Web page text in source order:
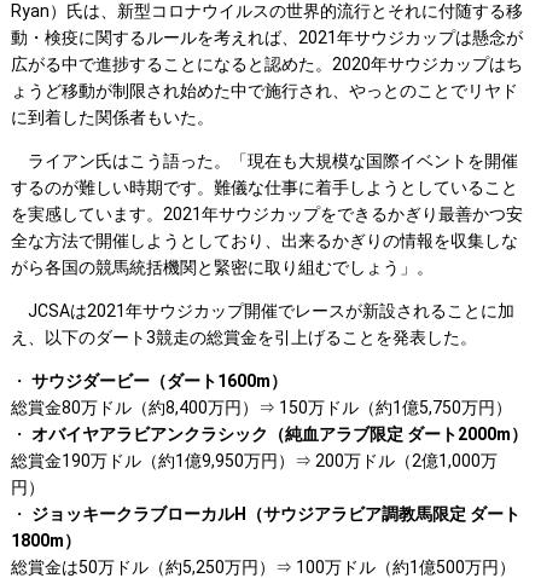
Ryan）氏は、新型コロナウイルスの世界的流行とそれに付随する移
動・検疫に関するルールを考えれば、2021年サウジカップは懸念が
広がる中で進捗することになると認めた。2020年サウジカップはち
ょうど移動が制限され始めた中で施行され、やっとのことでリヤド
に到着した関係者もいた。
ライアン氏はこう語った。「現在も大規模な国際イベントを開催
するのが難しい時期です。難儀な仕事に着手しようとしていること
を実感しています。2021年サウジカップをできるかぎり最善かつ安
全な方法で開催しようとしており、出来るかぎりの情報を収集しな
がら各国の競馬統括機関と緊密に取り組むでしょう」。
JCSAは2021年サウジカップ開催でレースが新設されることに加
え、以下のダート3競走の総賞金を引上げることを発表した。
・ サウジダービー（ダート1600m）
総賞金80万ドル（約8,400万円）⇒ 150万ドル（約1億5,750万円）
・ オバイヤアラビアンクラシック（純血アラブ限定 ダート2000m）
総賞金190万ドル（約1億9,950万円）⇒ 200万ドル（2億1,000万
円）
・ ジョッキークラブローカルH（サウジアラビア調教馬限定 ダート
1800m）
総賞金は50万ドル（約5,250万円）⇒ 100万ドル（約1億500万円）